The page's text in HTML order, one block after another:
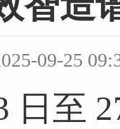
09-25
至 27